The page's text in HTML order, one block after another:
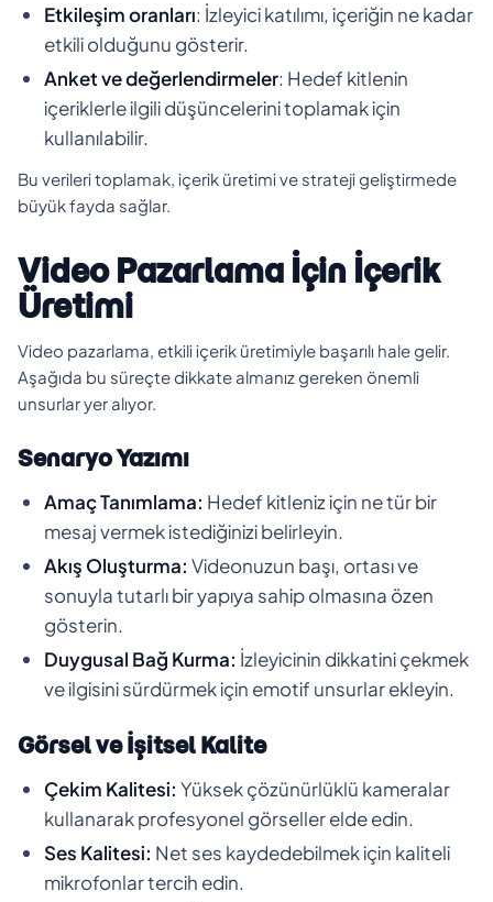
Etkileşim oranları: İzleyici katılımı, içeriğin ne kadar
etkili olduğunu gösterir.
Anket ve değerlendirmeler: Hedef kitlenin
içeriklerle ilgili düşüncelerini toplamak için
kullanılabilir.
Bu verileri toplamak, içerik üretimi ve strateji geliştirmede
büyük fayda sağlar.
Video Pazarlama İçin İçerik
Üretimi
Video pazarlama, etkili içerik üretimiyle başarılı hale gelir.
Aşağıda bu süreçte dikkate almanız gereken önemli
unsurlar yer alıyor.
Senaryo Yazımı
Amaç Tanımlama: Hedef kitleniz için ne tür bir
mesaj vermek istediğinizi belirleyin.
Akış Oluşturma: Videonuzun başı, ortası ve
sonuyla tutarlı bir yapıya sahip olmasına özen
gösterin.
Duygusal Bağ Kurma: İzleyicinin dikkatini çekmek
ve ilgisini sürdürmek için emotif unsurlar ekleyin.
Görsel ve İşitsel Kalite
Çekim Kalitesi: Yüksek çözünürlüklü kameralar
kullanarak profesyonel görseller elde edin.
Ses Kalitesi: Net ses kaydedebilmek için kaliteli
mikrofonlar tercih edin.